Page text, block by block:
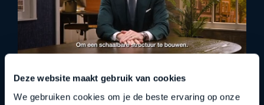
Deze website maakt gebruik van cookies
We gebruiken cookies om je de beste ervaring op onze